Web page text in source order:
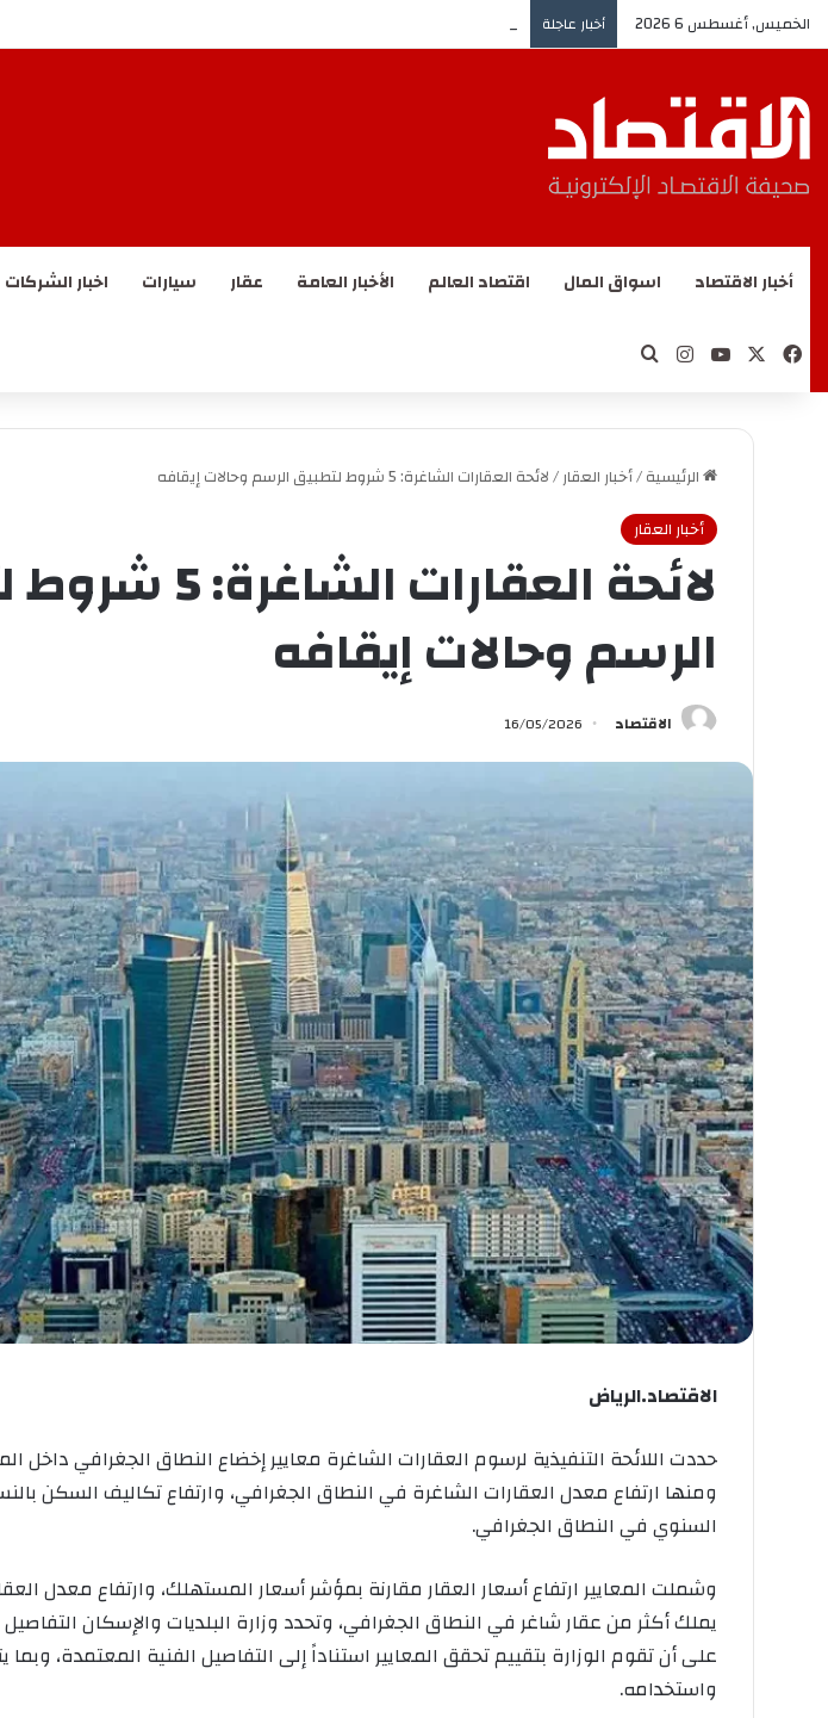
الخميس, أغسطس 6 2026 أخبار عاجلة هيئة النقل توقّع مذكرة تفاهم مع هيونداي وكيا لتعزيز حلول التنقل الذكي في
أخبار الاقتصاد اسواق المال اقتصاد العالم الأخبار العامة عقار سيارات اخبار الشركات
فيسبوك ‫YouTubeانستقرام
الرئيسية/أخبار العقار/لائحة العقارات الشاغرة: 5 شروط لتطبيق الرسم وحالات إيقافه
أخبار العقار
لائحة العقارات
الرسم وحالات إيقافه
الاقتصاد 16/05/2026
الاقتصاد.الرياض
حددت اللائحة التنفيذية لرسوم العقارات الشاغرة معايير إخضاع النطاق الجغرافي داخل
ومنها ارتفاع معدل العقارات الشاغرة في النطاق الجغرافي، وارتفاع تكاليف السكن
السنوي في النطاق الجغرافي.
وشملت المعايير ارتفاع أسعار العقار مقارنة بمؤشر أسعار المستهلك، وارتفاع معدل
يملك أكثر من عقار شاغر في النطاق الجغرافي، وتحدد وزارة البلديات والإسكان التفاصيل
على أن تقوم الوزارة بتقييم تحقق المعايير استناداً إلى التفاصيل الفنية المعتمدة،
واستخدامه.